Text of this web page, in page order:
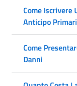
Come Iscrivere
Anticipo
Come
Danni